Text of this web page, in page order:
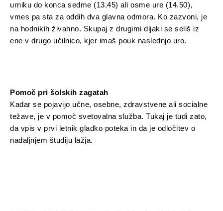
urniku do konca sedme (13.45) ali osme ure (14.50),
vmes pa sta za oddih dva glavna odmora. Ko zazvoni, je
na hodnikih živahno. Skupaj z drugimi dijaki se seliš iz
ene v drugo učilnico, kjer imaš pouk naslednjo uro.
Pomoč pri šolskih zagatah
Kadar se pojavijo učne, osebne, zdravstvene ali socialne
težave, je v pomoč svetovalna služba. Tukaj je tudi zato,
da vpis v prvi letnik gladko poteka in da je odločitev o
nadaljnjem študiju lažja.